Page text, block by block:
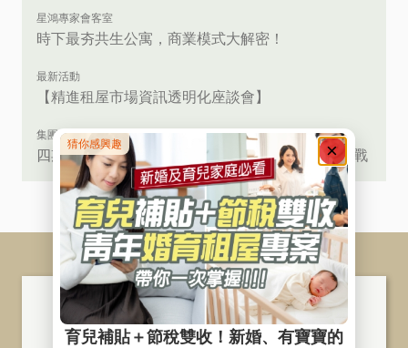
星鴻專家會客室
時下最夯共生公寓，商業模式大解密！
最新活動
【精進租屋市場資訊透明化座談會】
集團花絮
四期增辦社宅包租代管簽約 ∣ 九都．是成功也是挑戰